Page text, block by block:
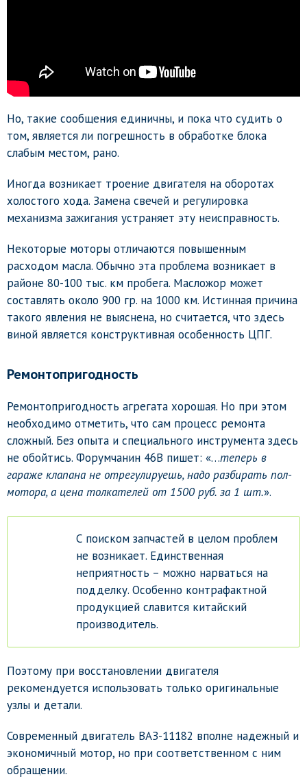
Но, такие сообщения единичны, и пока что судить о
том, является ли погрешность в обработке блока
слабым местом, рано.
Иногда возникает троение двигателя на оборотах
холостого хода. Замена свечей и регулировка
механизма зажигания устраняет эту неисправность.
Некоторые моторы отличаются повышенным
расходом масла. Обычно эта проблема возникает в
районе 80-100 тыс. км пробега. Масложор может
составлять около 900 гр. на 1000 км. Истинная причина
такого явления не выяснена, но считается, что здесь
виной является конструктивная особенность ЦПГ.
Ремонтопригодность
Ремонтопригодность агрегата хорошая. Но при этом
необходимо отметить, что сам процесс ремонта
сложный. Без опыта и специального инструмента здесь
не обойтись. Форумчанин 46В пишет: «…теперь в
гараже клапана не отрегулируешь, надо разбирать пол-
мотора, а цена толкателей от 1500 руб. за 1 шт.».
С поиском запчастей в целом проблем
не возникает. Единственная
неприятность – можно нарваться на
подделку. Особенно контрафактной
продукцией славится китайский
производитель.
Поэтому при восстановлении двигателя
рекомендуется использовать только оригинальные
узлы и детали.
Современный двигатель ВАЗ-11182 вполне надежный и
экономичный мотор, но при соответственном с ним
обращении.